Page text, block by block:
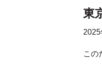
東
2025
この